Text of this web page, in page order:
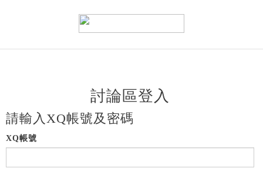
討論區登入
請輸入XQ帳號及密碼
XQ帳號